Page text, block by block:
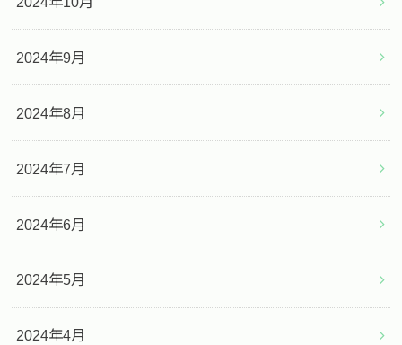
2024年9月
2024年8月
2024年7月
2024年6月
2024年5月
2024年4月